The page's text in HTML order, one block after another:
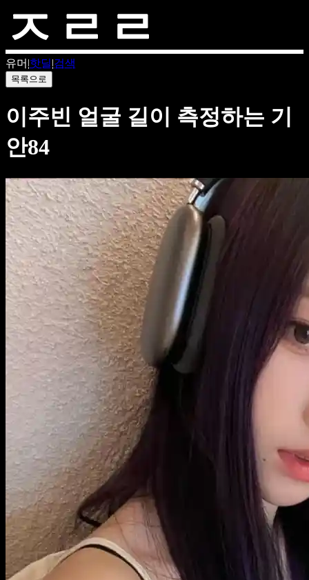
유머 |핫딜|검색
목록으로
이주빈 얼굴 길이 측정하는 기
안84